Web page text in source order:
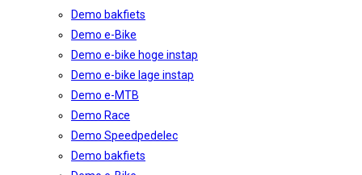
Demo bakfiets
Demo e-Bike
Demo e-bike hoge instap
Demo e-bike lage instap
Demo e-MTB
Demo Race
Demo Speedpedelec
Demo bakfiets